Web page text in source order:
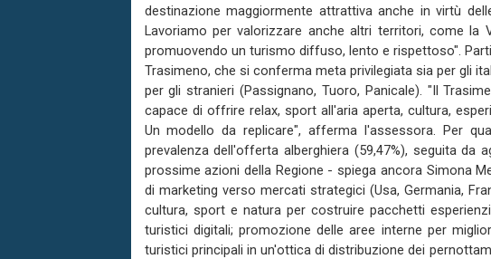
destinazione maggiormente attrattiva anche in virtù
Lavoriamo per valorizzare anche altri territori, come la
promuovendo un turismo diffuso, lento e rispettoso".
Trasimeno, che si conferma meta privilegiata sia per gli
per gli stranieri (Passignano, Tuoro, Panicale). "Il
capace di offrire relax, sport all'aria aperta, cultura,
Un modello da replicare", afferma l'assessora. Per
prevalenza dell'offerta alberghiera (59,47%), seguita da
prossime azioni della Regione - spiega ancora Simona
di marketing verso mercati strategici (Usa, Germania,
cultura, sport e natura per costruire pacchetti
turistici digitali; promozione delle aree interne per
turistici principali in un'ottica di distribuzione dei